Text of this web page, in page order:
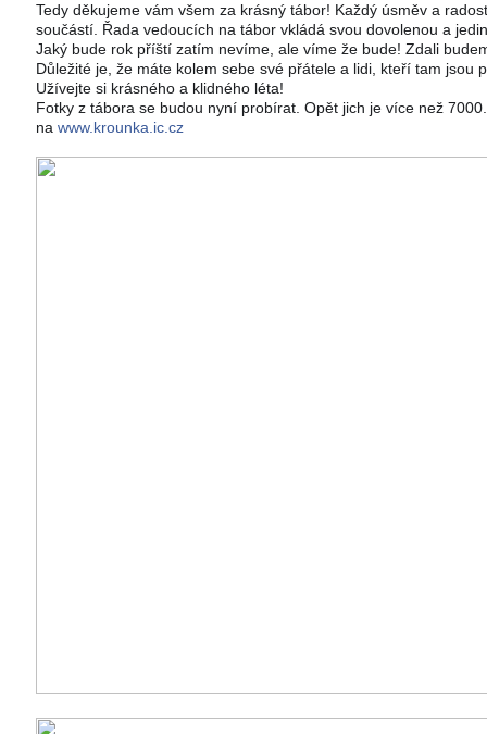
Tedy děkujeme vám všem za krásný tábor! Každý úsměv a
součástí. Řada vedoucích na tábor vkládá svou dovolenou a
Jaký bude rok příští zatím nevíme, ale víme že bude! Zdali
Důležité je, že máte kolem sebe své přátele a lidi, kteří tam jsou
Užívejte si krásného a klidného léta!
Fotky z tábora se budou nyní probírat. Opět jich je více než
na www.krounka.ic.cz